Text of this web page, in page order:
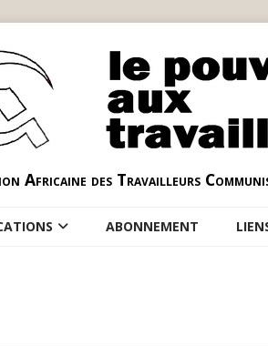
Africaine des Travailleurs
ABONNEMENT